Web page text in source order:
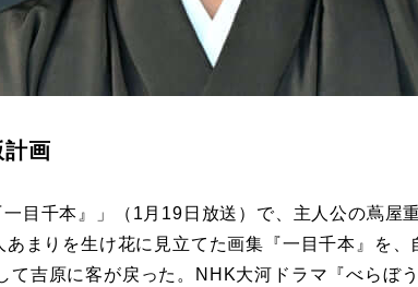
画
目千本』」（1月19日放送）で、主人公の蔦屋
まりを生け花に見立てた画集『一目千本』を、
て吉原に客が戻った。NHK大河ドラマ『べらぼ